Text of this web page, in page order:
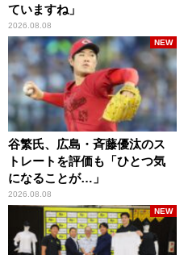
ていますね」
2026.08.08
谷繁氏、広島・斉藤優汰のス
トレートを評価も「ひとつ気
になることが…」
2026.08.08
NEW
NEW